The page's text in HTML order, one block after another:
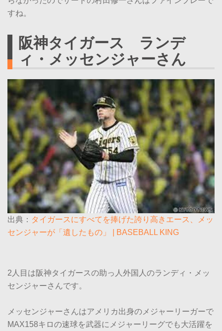
すね。
阪神タイガース ランデ
ィ・メッセンジャーさん
出典： タイガースにすべてを捧げた誇り高きエース、メッ
センジャーが「遺したもの」 | BASEBALL KING
2人目は阪神タイガースの助っ人外国人のランディ・メッ
センジャーさんです。
メッセンジャーさんはアメリカ出身のメジャーリーガーで
MAX158キロの速球を武器にメジャーリーグでも大活躍を